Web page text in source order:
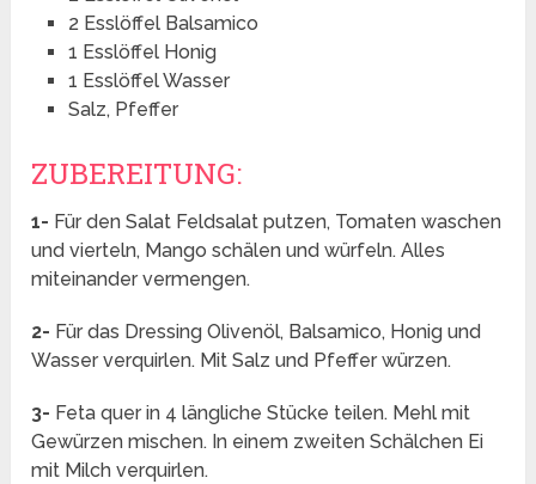
2 Esslöffel Balsamico
1 Esslöffel Honig
1 Esslöffel Wasser
Salz, Pfeffer
ZUBEREITUNG:
1- Für den Salat Feldsalat putzen, Tomaten waschen
und vierteln, Mango schälen und würfeln. Alles
miteinander vermengen.
2- Für das Dressing Olivenöl, Balsamico, Honig und
Wasser verquirlen. Mit Salz und Pfeffer würzen.
3- Feta quer in 4 längliche Stücke teilen. Mehl mit
Gewürzen mischen. In einem zweiten Schälchen Ei
mit Milch verquirlen.